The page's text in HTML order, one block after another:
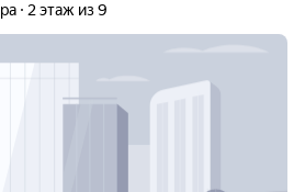
2 этаж из 9